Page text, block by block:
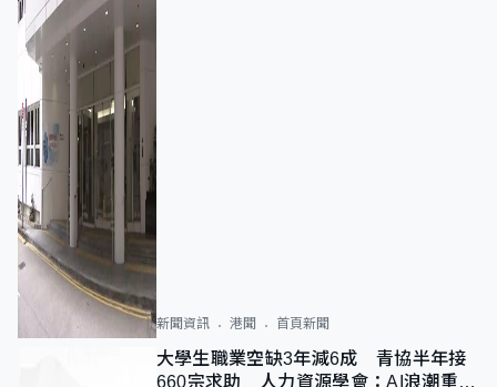
新聞資訊 港聞 首頁新聞
大學生職業空缺3年減6成 青協半年接
660宗求助 人力資源學會：AI浪潮重整